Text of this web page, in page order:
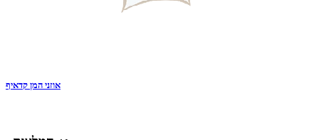
אוזני המן קדאיף